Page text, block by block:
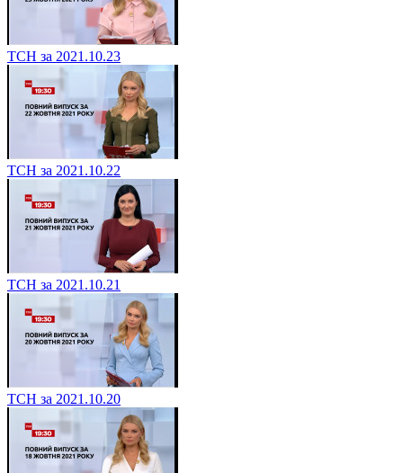
ТСН за 2021.10.23
ТСН за 2021.10.22
ТСН за 2021.10.21
ТСН за 2021.10.20